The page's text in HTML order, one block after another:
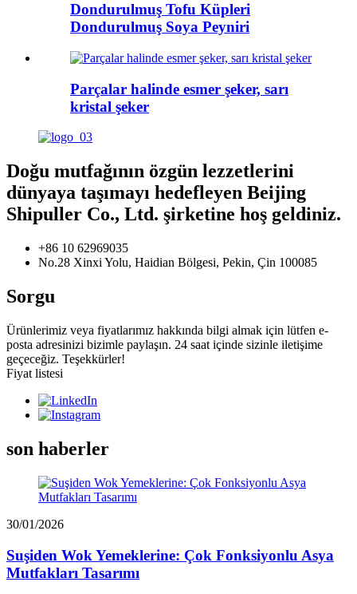
Dondurulmuş Tofu Küpleri
Dondurulmuş Soya Peyniri
Parçalar halinde esmer şeker, sarı
kristal şeker
Doğu mutfağının özgün lezzetlerini
dünyaya taşımayı hedefleyen Beijing
Shipuller Co., Ltd. şirketine hoş geldiniz.
+86 10 62969035
No.28 Xinxi Yolu, Haidian Bölgesi, Pekin, Çin 100085
Sorgu
Ürünlerimiz veya fiyatlarımız hakkında bilgi almak için lütfen e-
posta adresinizi bizimle paylaşın. 24 saat içinde sizinle iletişime
geçeceğiz. Teşekkürler!
Fiyat listesi
son haberler
30/01/2026
Suşiden Wok Yemeklerine: Çok Fonksiyonlu Asya
Mutfakları Tasarımı